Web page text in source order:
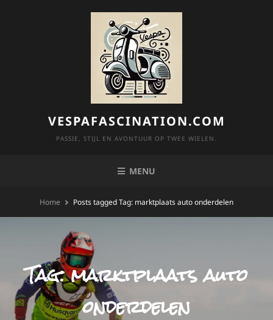
VESPAFASCINATION.COM
PASSIE, STIJL EN AVONTUUR OP TWEE WIELEN.
MENU
Home Posts taggedTag: marktplaats auto onderdelen
Tag:marktplaats auto
onderdelen